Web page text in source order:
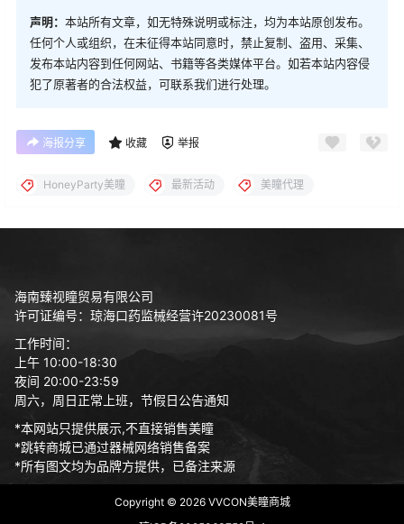
声明： 本站所有文章，如无特殊说明或标注，均为本站原创发布。
任何个人或组织，在未征得本站同意时，禁止复制、盗用、采集、
发布本站内容到任何网站、书籍等各类媒体平台。如若本站内容侵
犯了原著者的合法权益，可联系我们进行处理。
海报分享 收藏 举报
HoneyParty美瞳 最新活动 美瞳代理
海南臻视瞳贸易有限公司
许可证编号：琼海口药监械经营许20230081号
工作时间：
上午 10:00-18:30
夜间 20:00-23:59
周六，周日正常上班，节假日公告通知
*本网站只提供展示,不直接销售美瞳
*跳转商城已通过器械网络销售备案
*所有图文均为品牌方提供，已备注来源
Copyright © 2026VVCON美瞳商城